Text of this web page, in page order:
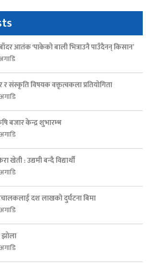
आतंक ‘पाकेको बाली भित्राउनै पाउँदैनन् किसान’
र संस्कृति विषयक वक्तृत्वकला प्रतियोगिता
बजार केन्द्र शुभारम्भ
खेती : उद्यमी बन्दै विद्यार्थी
दश लाखको दुर्घटना बिमा
झोला